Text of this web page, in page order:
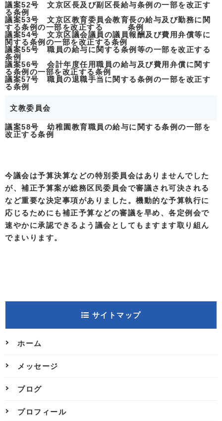
議案52号 文京区長及び副区長給与条例の一部を改正す
る条例
議案53号 文京区教育委員会教育長の給与及び勤務に関
する条例の一部を改正する 条例
議案54号 文京区議会議員の議員報酬及び費用弁償等に
関する条例の一部を改正する条例
議案55号 職員の給与に関する条例等の一部を改正する
条例
議案56号 会計年度任用職員の給与及び費用弁償に関す
る条例の一部を改正する条例
議案57号 職員の退職手当に関する条例の一部を改正す
る条例
文教委員会
議案58号 幼稚園教育職員の給与に関する条例の一部を
改正する条例
今議会は予算決算などの特別委員会はありませんでした
が、補正予算案が総務区民委員会で審議され可決される
など重要な決定事項がありました。機動的な予算執行に
応じるためにも補正予算などの審議を早め、各定例会で
速やかに承認できるよう議会としてもますます取り組ん
でまいります。
サイトマップ
ホーム
メッセージ
ブログ
プロフィール